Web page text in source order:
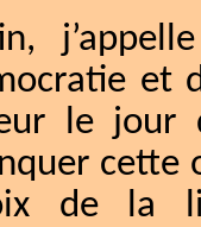
et
le jour
cette
de la